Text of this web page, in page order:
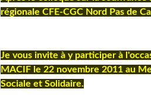
régionale CFE-CGC Nord Pas de
Je vous invite à y participer à
MACIF le 22 novembre 2011 au
Sociale et Solidaire.